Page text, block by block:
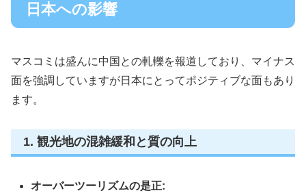
日本への影響
マスコミは盛んに中国との軋轢を報道しており、マイナス
面を強調していますが日本にとってポジティブな面もあり
ます。
1. 観光地の混雑緩和と質の向上
オーバーツーリズムの是正: